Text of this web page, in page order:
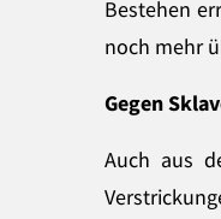
Bestehen
noch mehr
Gegen
Auch aus